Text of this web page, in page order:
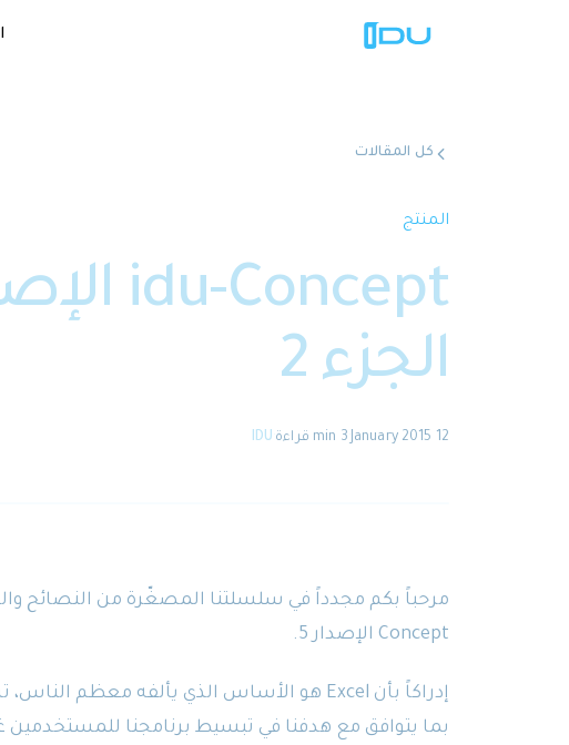
كل المقالات
المنتج
الجزء 2
12 January 2015
3 min قراءة IDU
Concept الإصدار 5.
بما يتوافق مع هدفنا في تبسيط برنامجنا للمستخدمين